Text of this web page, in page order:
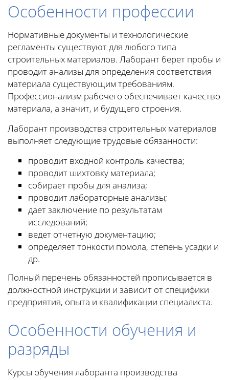
Особенности профессии
Нормативные документы и технологические
регламенты существуют для любого типа
строительных материалов. Лаборант берет пробы и
проводит анализы для определения соответствия
материала существующим требованиям.
Профессионализм рабочего обеспечивает качество
материала, а значит, и будущего строения.
Лаборант производства строительных материалов
выполняет следующие трудовые обязанности:
проводит входной контроль качества;
проводит шихтовку материала;
собирает пробы для анализа;
проводит лабораторные анализы;
дает заключение по результатам
исследований;
ведет отчетную документацию;
определяет тонкости помола, степень усадки и
др.
Полный перечень обязанностей прописывается в
должностной инструкции и зависит от специфики
предприятия, опыта и квалификации специалиста.
Особенности обучения и
разряды
Курсы обучения лаборанта производства